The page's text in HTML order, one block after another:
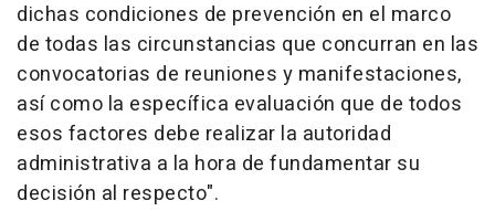
dichas condiciones de prevención en el marco
de todas las circunstancias que concurran en las
convocatorias de reuniones y manifestaciones,
así como la específica evaluación que de todos
esos factores debe realizar la autoridad
administrativa a la hora de fundamentar su
decisión al respecto".